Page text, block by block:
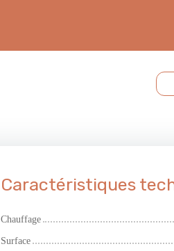
Caractéristiques
Chauffage
Surface